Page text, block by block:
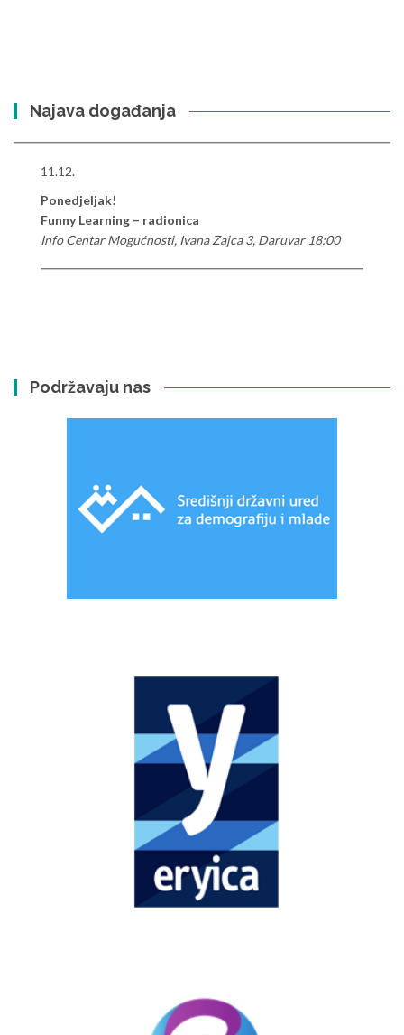
Najava događanja
11.12.
Ponedjeljak!
Funny Learning – radionica
Info Centar Mogućnosti, Ivana Zajca 3, Daruvar 18:00
Podržavaju nas